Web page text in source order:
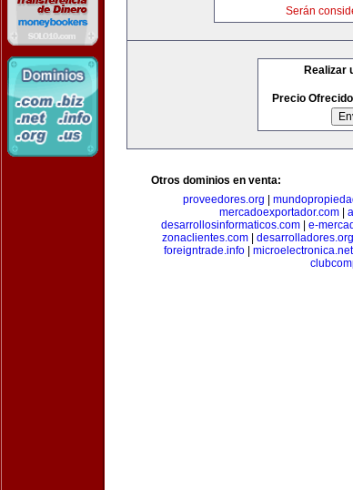
Serán
Realizar
Precio
Otros dominios en venta:
proveedores.org
mercadoexportador.com|
desarrollosinformaticos.com| e-
zonaclientes.com| desarrolladores.org
foreigntrade.info
microelectronica.net